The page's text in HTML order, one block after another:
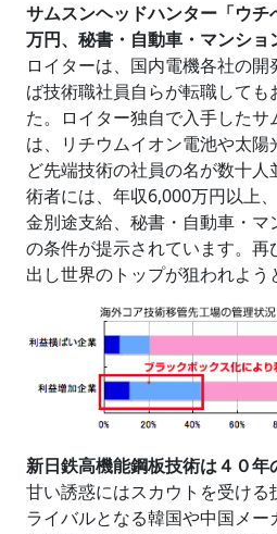
サムスンヘッドハンター「ウ
万円、秘書・自動車・マンショ
ロイターは、国内電機各社の
ば技術職社員自らが転職して
た。ロイター独自で入手した
は、リチウムイオン電池や太
ど先端技術の社員の名が数十
術者には、年収6,000万円以上
金別途支給、秘書・自動車・
の条件が提示されています。
出し世界のトップが狙われよう
新日鉄高機能鋼板技術は４０
甘い誘惑にはスカウトを受ける
ライバルとなる韓国や中国メ